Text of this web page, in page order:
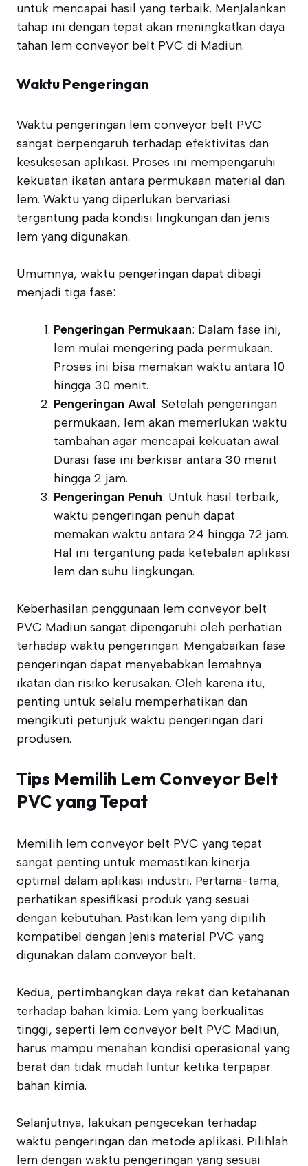
untuk mencapai hasil yang terbaik. Menjalankan
tahap ini dengan tepat akan meningkatkan daya
tahan lem conveyor belt PVC di Madiun.
Waktu Pengeringan
Waktu pengeringan lem conveyor belt PVC
sangat berpengaruh terhadap efektivitas dan
kesuksesan aplikasi. Proses ini mempengaruhi
kekuatan ikatan antara permukaan material dan
lem. Waktu yang diperlukan bervariasi
tergantung pada kondisi lingkungan dan jenis
lem yang digunakan.
Umumnya, waktu pengeringan dapat dibagi
menjadi tiga fase:
Pengeringan Permukaan: Dalam fase ini,
lem mulai mengering pada permukaan.
Proses ini bisa memakan waktu antara 10
hingga 30 menit.
Pengeringan Awal: Setelah pengeringan
permukaan, lem akan memerlukan waktu
tambahan agar mencapai kekuatan awal.
Durasi fase ini berkisar antara 30 menit
hingga 2 jam.
Pengeringan Penuh: Untuk hasil terbaik,
waktu pengeringan penuh dapat
memakan waktu antara 24 hingga 72 jam.
Hal ini tergantung pada ketebalan aplikasi
lem dan suhu lingkungan.
Keberhasilan penggunaan lem conveyor belt
PVC Madiun sangat dipengaruhi oleh perhatian
terhadap waktu pengeringan. Mengabaikan fase
pengeringan dapat menyebabkan lemahnya
ikatan dan risiko kerusakan. Oleh karena itu,
penting untuk selalu memperhatikan dan
mengikuti petunjuk waktu pengeringan dari
produsen.
Tips Memilih Lem Conveyor Belt
PVC yang Tepat
Memilih lem conveyor belt PVC yang tepat
sangat penting untuk memastikan kinerja
optimal dalam aplikasi industri. Pertama-tama,
perhatikan spesifikasi produk yang sesuai
dengan kebutuhan. Pastikan lem yang dipilih
kompatibel dengan jenis material PVC yang
digunakan dalam conveyor belt.
Kedua, pertimbangkan daya rekat dan ketahanan
terhadap bahan kimia. Lem yang berkualitas
tinggi, seperti lem conveyor belt PVC Madiun,
harus mampu menahan kondisi operasional yang
berat dan tidak mudah luntur ketika terpapar
bahan kimia.
Selanjutnya, lakukan pengecekan terhadap
waktu pengeringan dan metode aplikasi. Pilihlah
lem dengan waktu pengeringan yang sesuai